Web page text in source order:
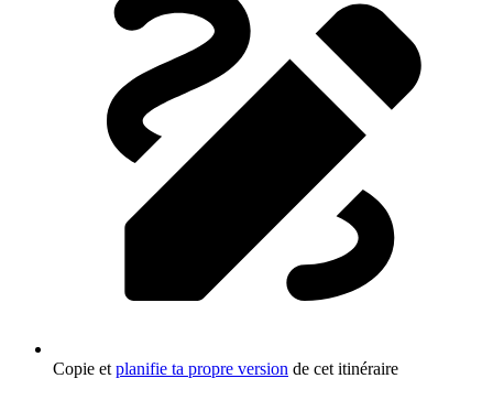
Copie et planifie ta propre version de cet itinéraire